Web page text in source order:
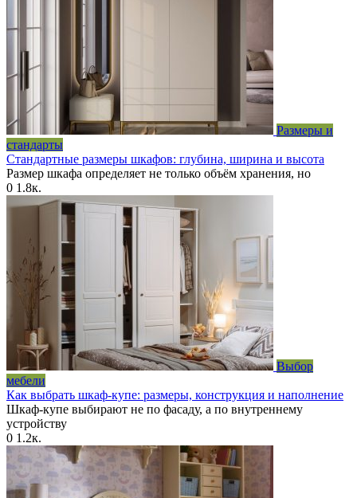
Размеры и
стандарты
Стандартные размеры шкафов: глубина, ширина и высота
Размер шкафа определяет не только объём хранения, но
0 1.8к.
Выбор
мебели
Как выбрать шкаф-купе: размеры, конструкция и наполнение
Шкаф-купе выбирают не по фасаду, а по внутреннему
устройству
0 1.2к.